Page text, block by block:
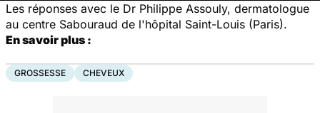
Les réponses avec le Dr Philippe Assouly, dermatologue
au centre Sabouraud de l'hôpital Saint-Louis (Paris).
En savoir plus :
GROSSESSE CHEVEUX